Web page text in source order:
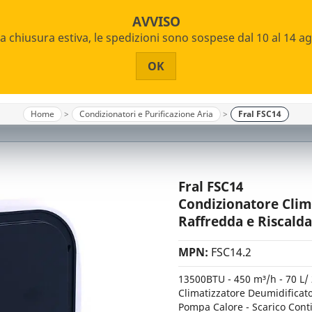
Home Condizionatori e Purificazione Aria Fral FSC14
Fral FSC14
Condizionatore
Raffredda e
MPN: FSC14.2
13500BTU - 450 m³/h - 70 L/
Climatizzatore
Pompa Calore - Scarico
AVVISO
chiusura estiva, le spedizioni sono sospese dal 10 al 14
OK